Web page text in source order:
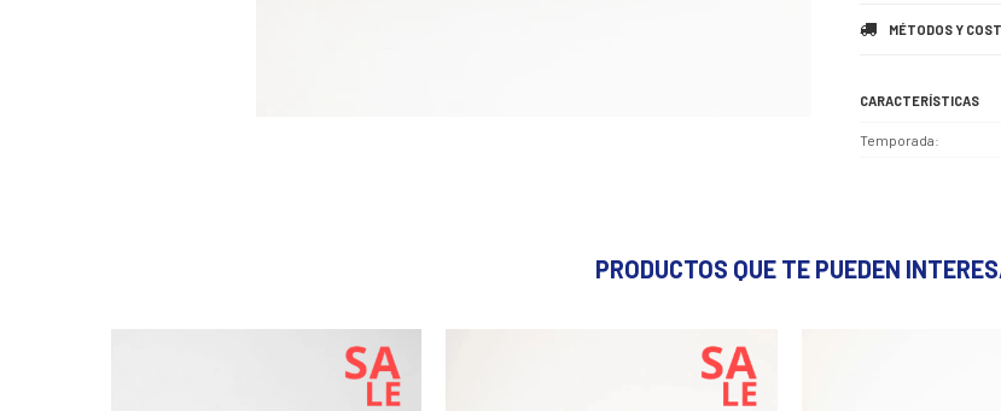
MÉTODOS Y
CARACTERÍSTICAS
Temporada
PRODUCTOS QUE TE PUEDEN